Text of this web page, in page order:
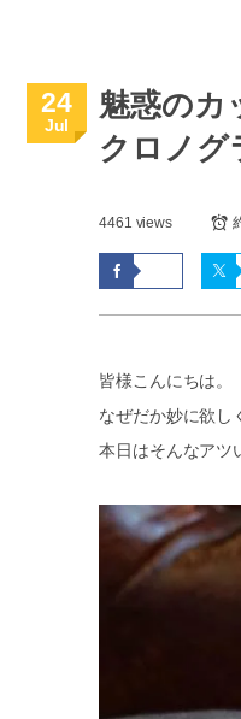
24
Jul
魅惑のカ
クロノグ
4461 views
皆様こんにちは。
なぜだか妙に欲し
本日はそんなアツ